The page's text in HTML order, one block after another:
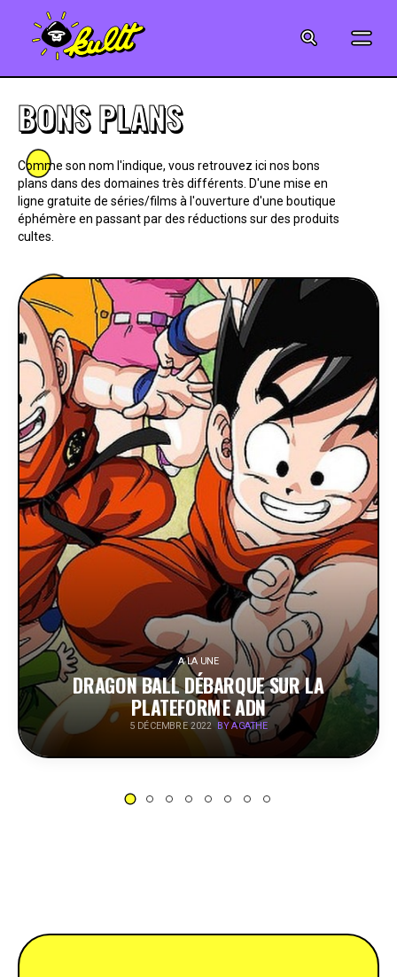
MUSIQUE
ART
JEUX-VIDÉO
VINTAGE
PEOPLE
FOOD
BONS PLANS
SOUTENEZ KULTT
BONS PLANS
Comme son nom l'indique, vous retrouvez ici nos bons
plans dans des domaines très différents. D'une mise en
ligne gratuite de séries/films à l'ouverture d'une boutique
éphémère en passant par des réductions sur des produits
cultes.
A LA UNE
DRAGON BALL DÉBARQUE SUR LA
PLATEFORME ADN
5 DÉCEMBRE 2022 BY AGATHE